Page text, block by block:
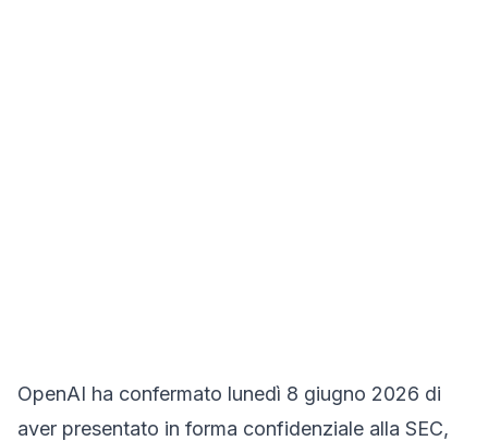
OpenAI ha confermato lunedì 8 giugno 2026 di
aver presentato in forma confidenziale alla SEC,